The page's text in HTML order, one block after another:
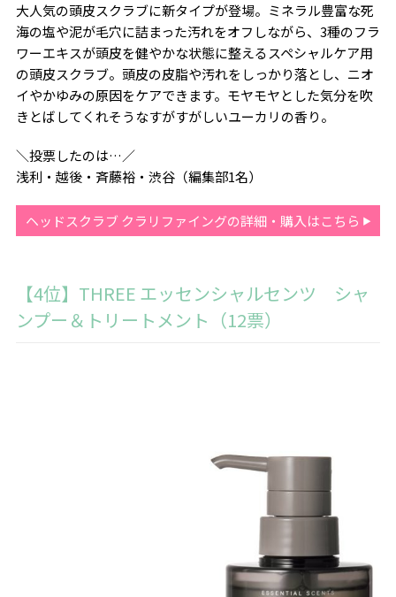
大人気の頭皮スクラブに新タイプが登場。ミネラル豊富な死
海の塩や泥が毛穴に詰まった汚れをオフしながら、3種のフラ
ワーエキスが頭皮を健やかな状態に整えるスペシャルケア用
の頭皮スクラブ。頭皮の皮脂や汚れをしっかり落とし、ニオ
イやかゆみの原因をケアできます。モヤモヤとした気分を吹
きとばしてくれそうなすがすがしいユーカリの香り。
＼投票したのは…／
浅利・越後・斉藤裕・渋谷（編集部1名）
ヘッドスクラブ クラリファイングの詳細・購入はこちら
【4位】THREE エッセンシャルセンツ シャ
ンプー＆トリートメント（12票）